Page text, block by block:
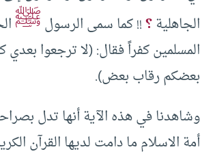
الجاهلية؟!! كما سمى الرسولﷺ
المسلمين كفراً فقال: (لا ترجعوا
بعضكم رقاب بعض).
وشاهدنا في هذه الآية أنها تدل
أمة الاسلام ما دامت لديها القرآن